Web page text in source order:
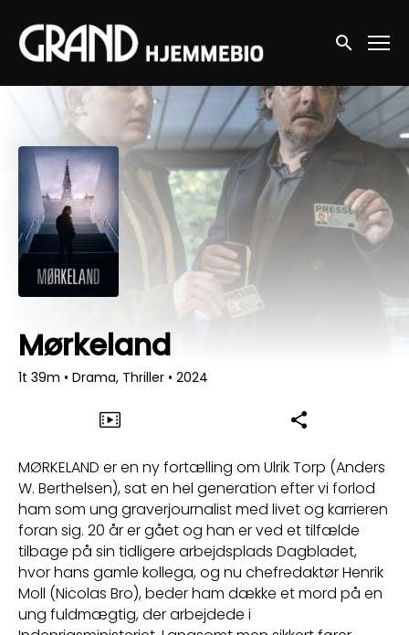
Accessibility Links
Søg nu
Mørkeland
1t 39m • Drama, Thriller • 2024
MØRKELAND er en ny fortælling om Ulrik Torp (Anders
W. Berthelsen), sat en hel generation efter vi forlod
ham som ung graverjournalist med livet og karrieren
foran sig. 20 år er gået og han er ved et tilfælde
tilbage på sin tidligere arbejdsplads Dagbladet,
hvor hans gamle kollega, og nu chefredaktør Henrik
Moll (Nicolas Bro), beder ham dække et mord på en
ung fuldmægtig, der arbejdede i